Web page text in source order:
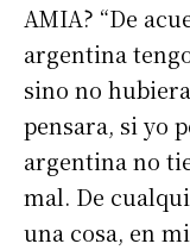
AMIA? “De
argentina
sino no
pensara, si yo
argentina no
mal. De
una cosa, en